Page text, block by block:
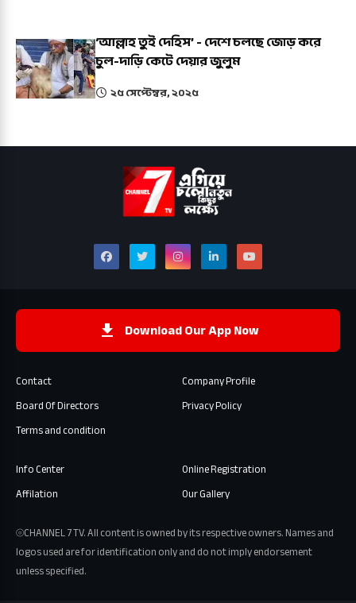
‘আল্লাহ তুই দেহিস’ - দেশে চলছে জোড় করে
চুল-দাড়ি কেটে দেয়ার জুলুম
২৫ সেপ্টেম্বর, ২০২৫
Download Our App Now
Contact
Company Profile
Board Of Directors
Privacy Policy
Terms and condition
Info Center
Online Registration
Affilation
Our Gallery
⦾CHANNEL 7 TV. All content is owned by its respective owners. Names and
logos used are for identification only and do not imply endorsement
unless specified.